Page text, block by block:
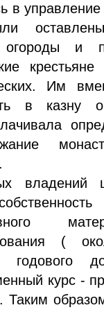
в управление
и
крестьяне
Им
в казну
владений
(
годового
курс -
Таким